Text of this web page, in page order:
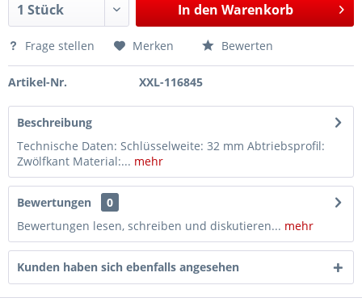
In den Warenkorb
Frage stellen Merken Bewerten
Artikel-Nr. XXL-116845
Beschreibung
Technische Daten: Schlüsselweite: 32 mm Abtriebsprofil:
Zwölfkant Material:... mehr
Bewertungen
0
Bewertungen lesen, schreiben und diskutieren... mehr
Kunden haben sich ebenfalls angesehen